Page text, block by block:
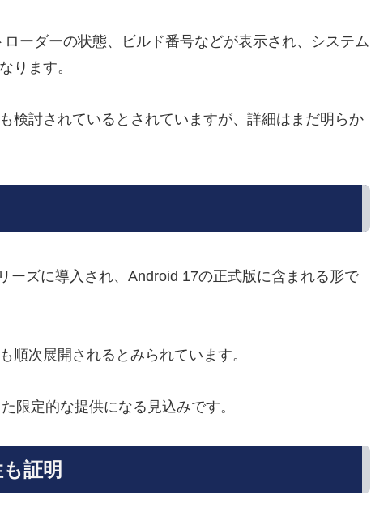
ーダーの状態、ビルド番号などが表示され、システム
ります。
検討されているとされていますが、詳細はまだ明らか
ーズに導入され、Android 17の正式版に含まれる形で
順次展開されるとみられています。
限定的な提供になる見込みです。
証明